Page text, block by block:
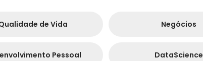
de Vida Negócios
Pessoal DataScience